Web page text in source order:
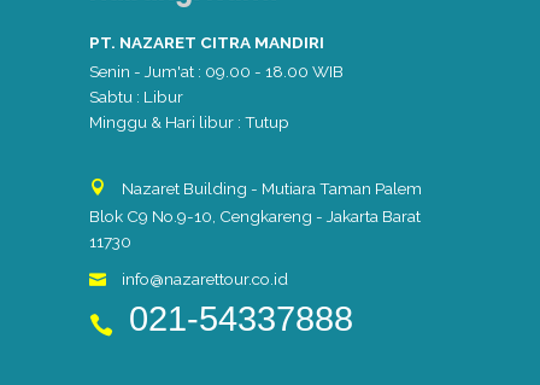
PT. NAZARET CITRA MANDIRI
Senin - Jum'at : 09.00 - 18.00 WIB
Sabtu : Libur
Minggu & Hari libur : Tutup
Nazaret Building - Mutiara Taman Palem
Blok C9 No.9-10, Cengkareng - Jakarta Barat
11730
info@nazarettour.co.id
021-54337888